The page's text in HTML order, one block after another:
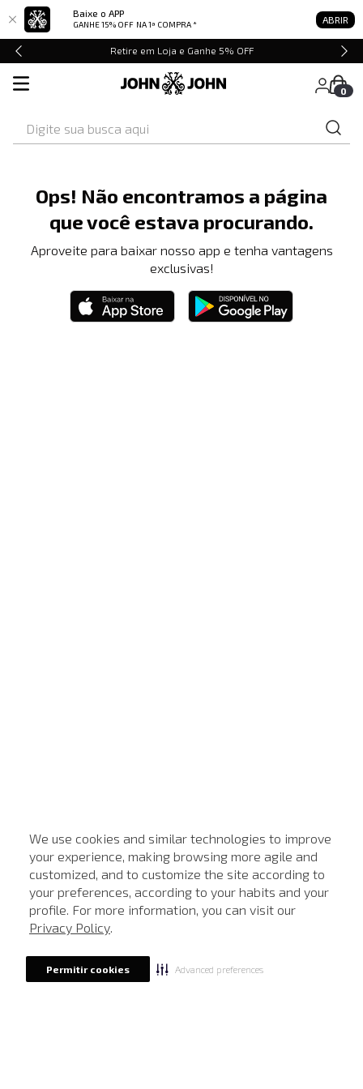
Baixe o APP
GANHE 15% OFF NA 1ª COMPRA * ABRIR
We use cookies and similar technologies to improve
your experience, making browsing more agile and
customized, and to customize the site according to
your preferences, according to your habits and your
profile. For more information, you can visit our
Privacy Policy.
Permitir cookies Advanced preferences
Retire em Loja e Ganhe 5% OFF
0
Ops! Não encontramos a página
que você estava procurando.
Aproveite para baixar nosso app e tenha vantagens
exclusivas!